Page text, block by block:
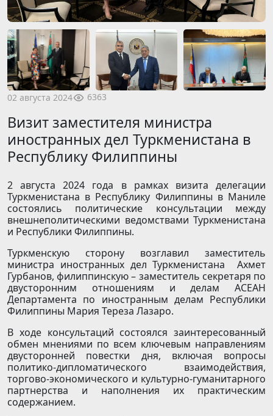
02 августа 2024 6363
Визит заместителя министра
иностранных дел Туркменистана в
Республику Филиппины
2 августа 2024 года в рамках визита делегации
Туркменистана в Республику Филиппины в Маниле
состоялись политические консультации между
внешнеполитическими ведомствами Туркменистана
и Республики Филиппины.
Туркменскую сторону возглавил заместитель
министра иностранных дел Туркменистана Ахмет
Гурбанов, филиппинскую – заместитель секретаря по
двусторонним отношениям и делам АСЕАН
Департамента по иностранным делам Республики
Филиппины Мария Тереза Лазаро.
В ходе консультаций состоялся заинтересованный
обмен мнениями по всем ключевым направлениям
двусторонней повестки дня, включая вопросы
политико-дипломатического взаимодействия,
торгово-экономического и культурно-гуманитарного
партнерства и наполнения их практическим
содержанием.